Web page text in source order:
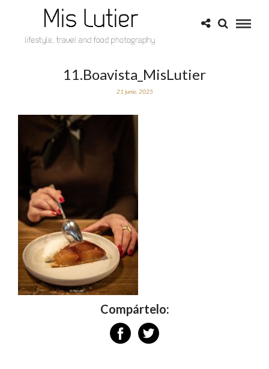
11.Boavista_MisLutier
21 junio, 2025
Compártelo: